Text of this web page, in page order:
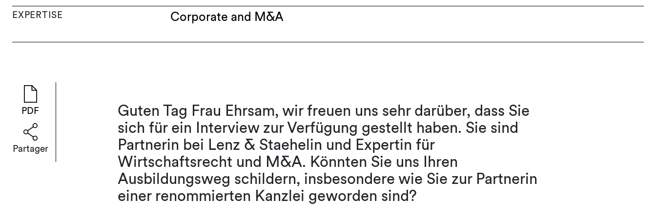
EXPERTISE Corporate and M&A
PDF
Partager
Guten Tag Frau Ehrsam, wir freuen uns sehr darüber, dass Sie
sich für ein Interview zur Verfügung gestellt haben. Sie sind
Partnerin bei Lenz & Staehelin und Expertin für
Wirtschaftsrecht und M&A. Könnten Sie uns Ihren
Ausbildungsweg schildern, insbesondere wie Sie zur Partnerin
einer renommierten Kanzlei geworden sind?